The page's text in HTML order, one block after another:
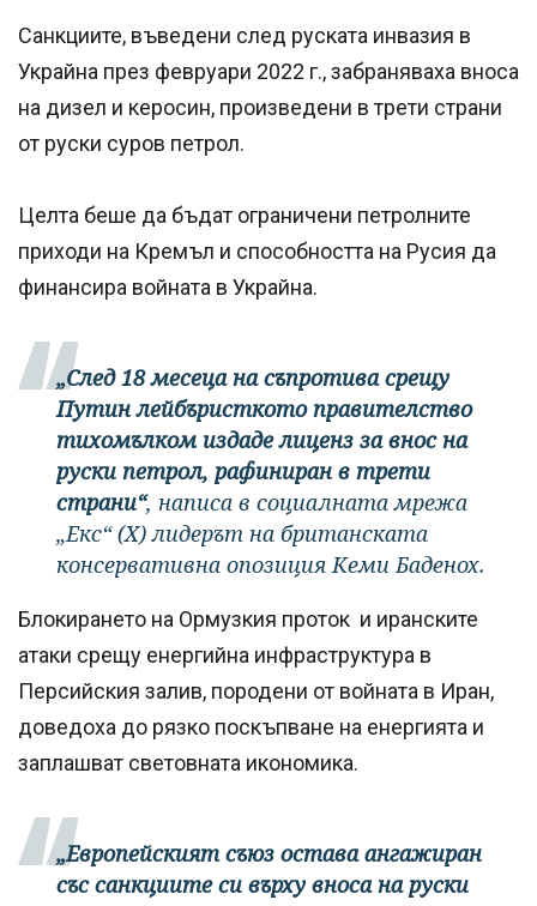
Санкциите, въведени след руската инвазия в
Украйна през февруари 2022 г., забраняваха вноса
на дизел и керосин, произведени в трети страни
от руски суров петрол.
Целта беше да бъдат ограничени петролните
приходи на Кремъл и способността на Русия да
финансира войната в Украйна.
„След 18 месеца на съпротива срещу
Путин лейбъристкото правителство
тихомълком издаде лиценз за внос на
руски петрол, рафиниран в трети
страни“, написа в социалната мрежа
„Екс“ (X) лидерът на британската
консервативна опозиция Кеми Баденох.
Блокирането на Ормузкия проток и иранските
атаки срещу енергийна инфраструктура в
Персийския залив, породени от войната в Иран,
доведоха до рязко поскъпване на енергията и
заплашват световната икономика.
„Европейският съюз остава ангажиран
със санкциите си върху вноса на руски